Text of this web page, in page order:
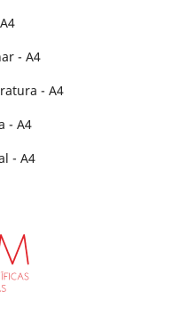
- A4
- A4
- A4
- A4